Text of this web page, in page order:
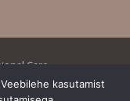
Care
kasutamist